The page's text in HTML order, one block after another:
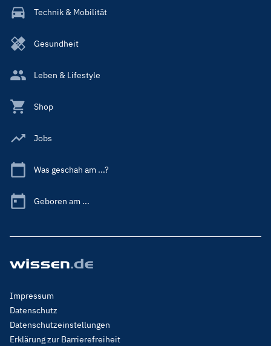
Technik & Mobilität
Gesundheit
Leben & Lifestyle
Shop
Jobs
Was geschah am ...?
Geboren am ...
Footer
Menu
Legal
Impressum
Datenschutz
Datenschutzeinstellungen
Erklärung zur Barrierefreiheit